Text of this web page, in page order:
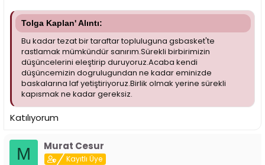
Tolga Kaplan' Alıntı:
Bu kadar tezat bir taraftar topluluguna gsbasket'te
rastlamak mümkündür sanırım.Sürekli birbirimizin
düşüncelerini eleştirip duruyoruz.Acaba kendi
düşüncemizin dogrulugundan ne kadar eminizde
baskalarına laf yetiştiriyoruz.Birlik olmak yerine sürekli
kapısmak ne kadar gereksiz.
Katılıyorum
M Murat Cesur
Kayıtlı Üye